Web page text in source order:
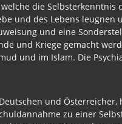
die
und des Lebens leugnen
und eine
und Kriege gemacht
und im Islam. Die
und
zu einer